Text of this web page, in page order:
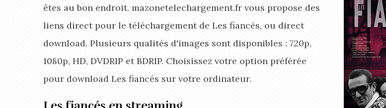
êtes au bon endroit. mazonetelechargement.fr vous propose des
liens direct pour le téléchargement de Les fiancés, ou direct
download. Plusieurs qualités d'images sont disponibles : 720p,
1080p, HD, DVDRIP et BDRIP. Choisissez votre option préférée
pour download Les fiancés sur votre ordinateur.